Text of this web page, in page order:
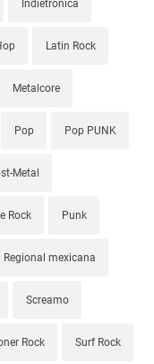
Indietronica
Latin Rock
Metalcore
Pop Pop PUNK
Metal
Rock Punk
Regional mexicana
Screamo
Rock Surf Rock